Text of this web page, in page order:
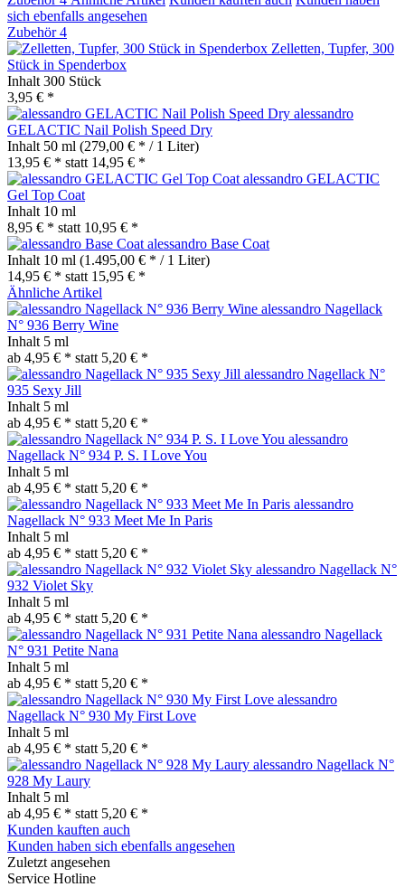
sich ebenfalls angesehen
Zubehör4
Zelletten, Tupfer, 300
Stück in Spenderbox
Inhalt 300 Stück
3,95 € *
alessandro
GELACTIC Nail Polish Speed Dry
Inhalt 50 ml (279,00 € * / 1 Liter)
13,95 € * statt 14,95 € *
alessandro GELACTIC
Gel Top Coat
Inhalt 10 ml
8,95 € * statt 10,95 € *
alessandro Base Coat
Inhalt 10 ml (1.495,00 € * / 1 Liter)
14,95 € * statt 15,95 € *
Ähnliche Artikel
alessandro Nagellack
N° 936 Berry Wine
Inhalt 5 ml
ab 4,95 € * statt 5,20 € *
alessandro Nagellack N°
935 Sexy Jill
Inhalt 5 ml
ab 4,95 € * statt 5,20 € *
alessandro
Nagellack N° 934 P. S. I Love You
Inhalt 5 ml
ab 4,95 € * statt 5,20 € *
alessandro
Nagellack N° 933 Meet Me In Paris
Inhalt 5 ml
ab 4,95 € * statt 5,20 € *
alessandro Nagellack N°
932 Violet Sky
Inhalt 5 ml
ab 4,95 € * statt 5,20 € *
alessandro Nagellack
N° 931 Petite Nana
Inhalt 5 ml
ab 4,95 € * statt 5,20 € *
alessandro
Nagellack N° 930 My First Love
Inhalt 5 ml
ab 4,95 € * statt 5,20 € *
alessandro Nagellack N°
928 My Laury
Inhalt 5 ml
ab 4,95 € * statt 5,20 € *
Kunden kauften auch
Kunden haben sich ebenfalls angesehen
Zuletzt angesehen
Service Hotline